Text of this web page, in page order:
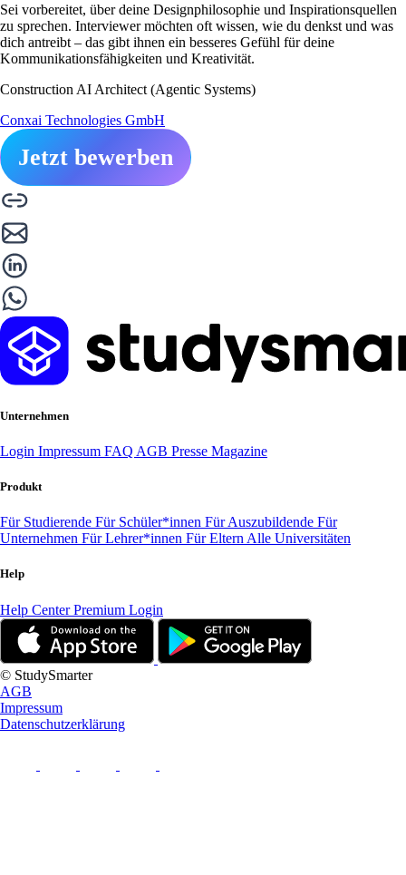
Sei vorbereitet, über deine Designphilosophie und Inspirationsquellen
zu sprechen. Interviewer möchten oft wissen, wie du denkst und was
dich antreibt – das gibt ihnen ein besseres Gefühl für deine
Kommunikationsfähigkeiten und Kreativität.
Construction AI Architect (Agentic Systems)
Conxai Technologies GmbH
Jetzt bewerben
Unternehmen
Login Impressum FAQ AGB Presse Magazine
Produkt
Für Studierende Für Schüler*innen Für Auszubildende Für
Unternehmen Für Lehrer*innen Für Eltern Alle Universitäten
Help
Help CenterPremium Login
© StudySmarter
AGB
Impressum
Datenschutzerklärung